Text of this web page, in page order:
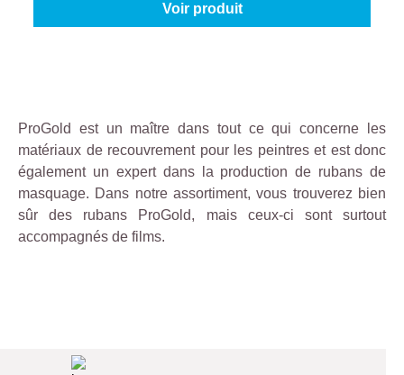
Voir produit
ProGold est un maître dans tout ce qui concerne les
matériaux de recouvrement pour les peintres et est donc
également un expert dans la production de rubans de
masquage. Dans notre assortiment, vous trouverez bien
sûr des rubans ProGold, mais ceux-ci sont surtout
accompagnés de films.